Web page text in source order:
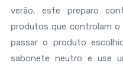
verão, este preparo
produtos que controlam o
passar o produto
sabonete neutro e use